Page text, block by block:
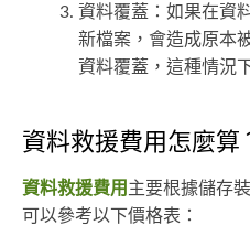
資料覆蓋：如果在資
新檔案，會造成原本
資料覆蓋，這種情況
資料救援費用怎麼算
資料救援費用 主要根據儲存
可以參考以下價格表：